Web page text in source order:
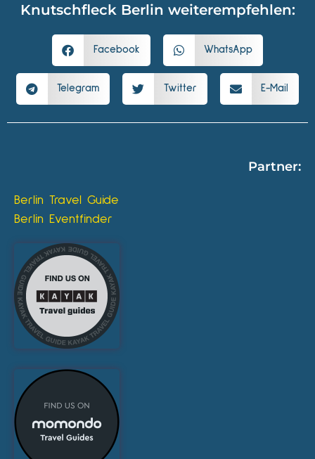
Knutschfleck Berlin weiterempfehlen:
Facebook WhatsApp
Telegram Twitter E-Mail
Partner:
Berlin Travel Guide
Berlin Eventfinder